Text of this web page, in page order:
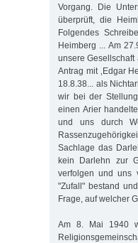
Vorgang. Die
überprüft, die
Folgendes
Heimberg ... Am
unsere
Antrag mit ‚Edgar
18.8.38... als
wir bei der
einen Arier
und uns durch
Sachlage das
kein Darlehn zur
verfolgen und uns
"Zufall" bestand
Frage, auf welcher
Am 8. Mai 1940